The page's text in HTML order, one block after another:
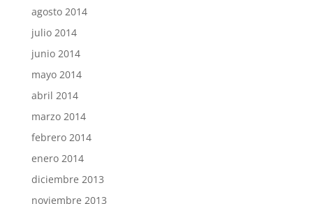
agosto 2014
julio 2014
junio 2014
mayo 2014
abril 2014
marzo 2014
febrero 2014
enero 2014
diciembre 2013
noviembre 2013